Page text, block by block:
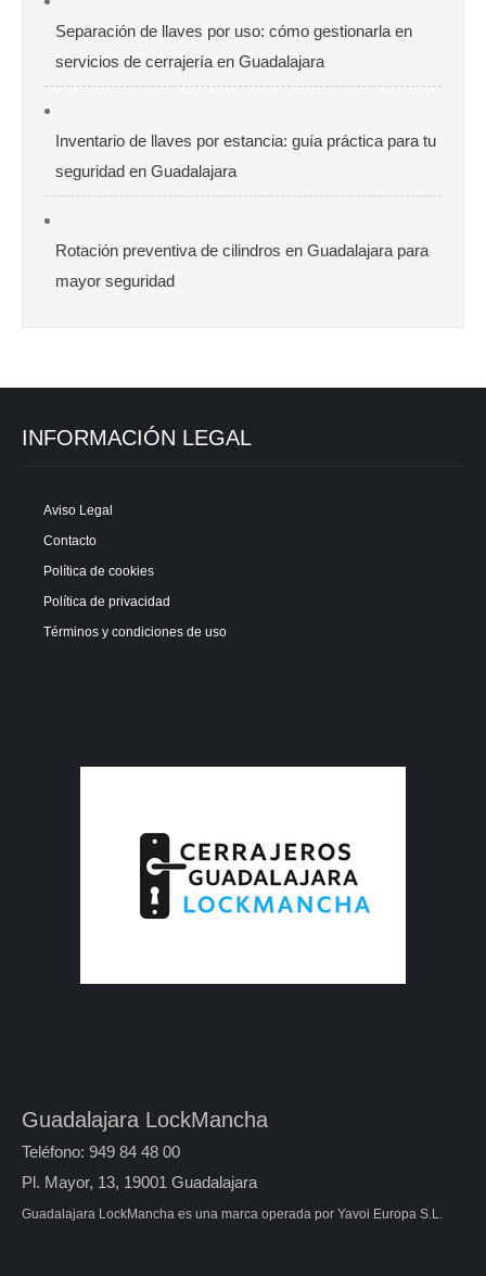
Separación de llaves por uso: cómo gestionarla en
servicios de cerrajería en Guadalajara
Inventario de llaves por estancia: guía práctica para tu
seguridad en Guadalajara
Rotación preventiva de cilindros en Guadalajara para
mayor seguridad
INFORMACIÓN LEGAL
Aviso Legal
Contacto
Política de cookies
Política de privacidad
Términos y condiciones de uso
Guadalajara LockMancha
Teléfono: 949 84 48 00
Pl. Mayor, 13, 19001 Guadalajara
Guadalajara LockMancha es una marca operada por Yavoi Europa S.L.